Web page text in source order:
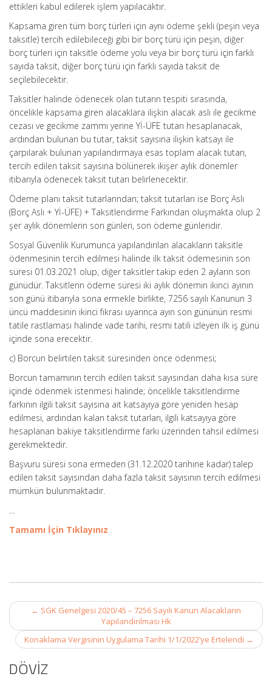
ettikleri kabul edilerek işlem yapılacaktır.
Kapsama giren tüm borç türleri için aynı ödeme şekli (peşin veya
taksitle) tercih edilebileceği gibi bir borç türü için peşin, diğer
borç türleri için taksitle ödeme yolu veya bir borç türü için farklı
sayıda taksit, diğer borç türü için farklı sayıda taksit de
seçilebilecektir.
Taksitler halinde ödenecek olan tutarın tespiti sırasında,
öncelikle kapsama giren alacaklara ilişkin alacak aslı ile gecikme
cezası ve gecikme zammı yerine Yİ-ÜFE tutarı hesaplanacak,
ardından bulunan bu tutar, taksit sayısına ilişkin katsayı ile
çarpılarak bulunan yapılandırmaya esas toplam alacak tutarı,
tercih edilen taksit sayısına bölünerek ikişer aylık dönemler
itibarıyla ödenecek taksit tutarı belirlenecektir.
Ödeme planı taksit tutarlarından; taksit tutarları ise Borç Aslı
(Borç Aslı + Yİ-ÜFE) + Taksitlendirme Farkından oluşmakta olup 2
şer aylık dönemlerin son günleri, son ödeme günleridir.
Sosyal Güvenlik Kurumunca yapılandırılan alacakların taksitle
ödenmesinin tercih edilmesi halinde ilk taksit ödemesinin son
süresi 01.03.2021 olup, diğer taksitler takip eden 2 ayların son
günüdür. Taksitlerin ödeme süresi iki aylık dönemin ikinci ayının
son günü itibarıyla sona ermekle birlikte, 7256 sayılı Kanunun 3
üncü maddesinin ikinci fıkrası uyarınca ayın son gününün resmi
tatile rastlaması halinde vade tarihi, resmi tatili izleyen ilk iş günü
içinde sona erecektir.
c) Borcun belirtilen taksit süresinden önce ödenmesi;
Borcun tamamının tercih edilen taksit sayısından daha kısa süre
içinde ödenmek istenmesi halinde; öncelikle taksitlendirme
farkının ilgili taksit sayısına ait katsayıya göre yeniden hesap
edilmesi, ardından kalan taksit tutarları, ilgili katsayıya göre
hesaplanan bakiye taksitlendirme farkı üzerinden tahsil edilmesi
gerekmektedir.
Başvuru süresi sona ermeden (31.12.2020 tarihine kadar) talep
edilen taksit sayısından daha fazla taksit sayısının tercih edilmesi
mümkün bulunmaktadır.
…
Tamamı İçin Tıklayınız
Post
navigation
← SGK Genelgesi 2020/45 – 7256 Sayılı Kanun Alacakların
Yapılandırılması Hk
Konaklama Vergisinin Uygulama Tarihi 1/1/2022’ye Ertelendi →
DÖVİZ